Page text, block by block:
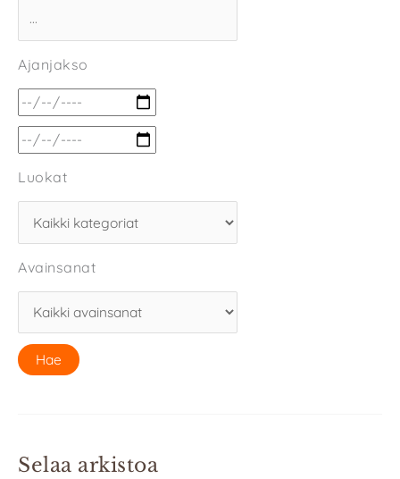
Ajanjakso
Luokat
Avainsanat
Selaa arkistoa